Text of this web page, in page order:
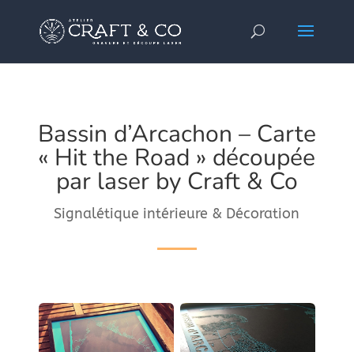
Bassin d’Arcachon – Carte
« Hit the Road » découpée
par laser by Craft & Co
Signalétique intérieure & Décoration